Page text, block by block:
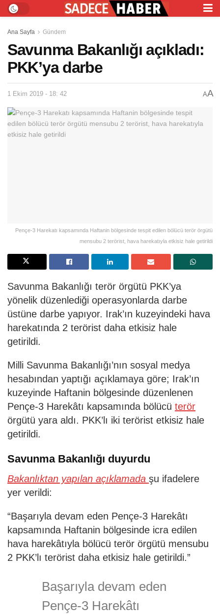
Ana Sayfa Gündem
Savunma Bakanlığı açıkladı:
PKK’ya darbe
1 Ekim 2019 - 18: 42 AA
Pençe-3 Harekatı kapsamında Haftanin bölgesinde tespit edilen bölücü terör örgütü
mensubu 2 terörist, hava harekatıyla etkisiz hale getirildi
Savunma Bakanlığı terör örgütü PKK’ya
yönelik düzenlediği operasyonlarda darbe
üstüne darbe yapıyor. Irak’ın kuzeyindeki hava
harekatında 2 terörist daha etkisiz hale
getirildi.
Milli Savunma Bakanlığı’nın sosyal medya
hesabından yaptığı açıklamaya göre; Irak’ın
kuzeyinde Haftanin bölgesinde düzenlenen
Pençe-3 Harekâtı kapsamında bölücü terör
örgütü yara aldı. PKK’lı iki terörist etkisiz hale
getirildi.
Savunma Bakanlığı duyurdu
Bakanlıktan yapılan açıklamada şu ifadelere
yer verildi:
“Başarıyla devam eden Pençe-3 Harekâtı
kapsamında Haftanin bölgesinde icra edilen
hava harekâtıyla bölücü terör örgütü mensubu
2 PKK’lı terörist daha etkisiz hale getirildi.”
Başarıyla devam eden
Pençe-3 Harekâtı